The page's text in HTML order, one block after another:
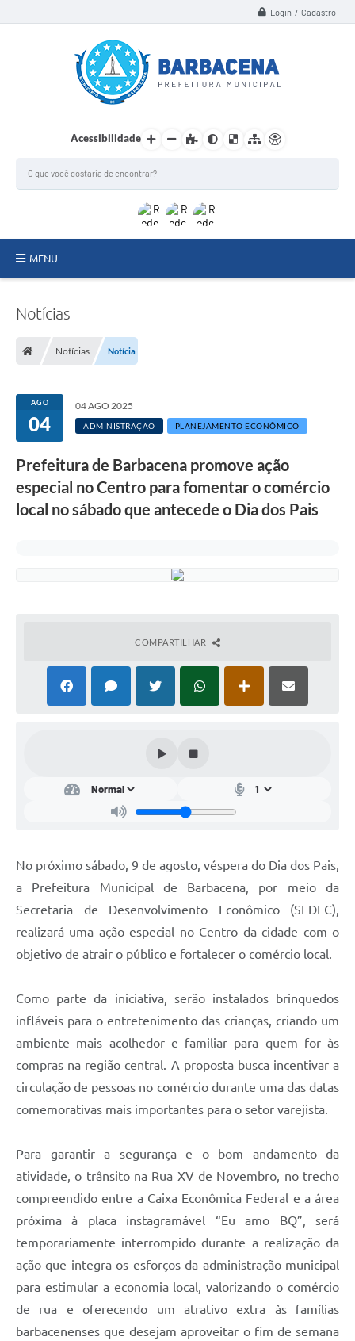
Login / Cadastro
Acessibilidade
MENU
Meio Ambiente
Ouvidoria
Visite Barbacena
PPA - PLANO PLURIANUAL 2026/2029
PCA (Planos de Contratações Anuais)
PNAB 2026 - Ciclo 2
Plano Diretor e Mobilidade Urbana
3º Jornada Empreendedora BQ
Festival Gastronômico
Regularização de bairros
Carta de Serviços
Arquivos para Download
Telefones Úteis
Transparência
SIC
Notícias
Notícias Notícia
AGO
04
04 AGO 2025
ADMINISTRAÇÃO PLANEJAMENTO ECONÔMICO
Prefeitura de Barbacena promove ação
especial no Centro para fomentar o comércio
local no sábado que antecede o Dia dos Pais
COMPARTILHAR
No próximo sábado, 9 de agosto, véspera do Dia dos Pais,
a Prefeitura Municipal de Barbacena, por meio da
Secretaria de Desenvolvimento Econômico (SEDEC),
realizará uma ação especial no Centro da cidade com o
objetivo de atrair o público e fortalecer o comércio local.
Como parte da iniciativa, serão instalados brinquedos
infláveis para o entretenimento das crianças, criando um
ambiente mais acolhedor e familiar para quem for às
compras na região central. A proposta busca incentivar a
circulação de pessoas no comércio durante uma das datas
comemorativas mais importantes para o setor varejista.
Para garantir a segurança e o bom andamento da
atividade, o trânsito na Rua XV de Novembro, no trecho
compreendido entre a Caixa Econômica Federal e a área
próxima à placa instagramável “Eu amo BQ”, será
temporariamente interrompido durante a realização da
ação que integra os esforços da administração municipal
para estimular a economia local, valorizando o comércio
de rua e oferecendo um atrativo extra às famílias
barbacenenses que desejam aproveitar o fim de semana